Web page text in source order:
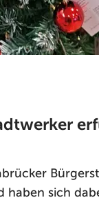
sich